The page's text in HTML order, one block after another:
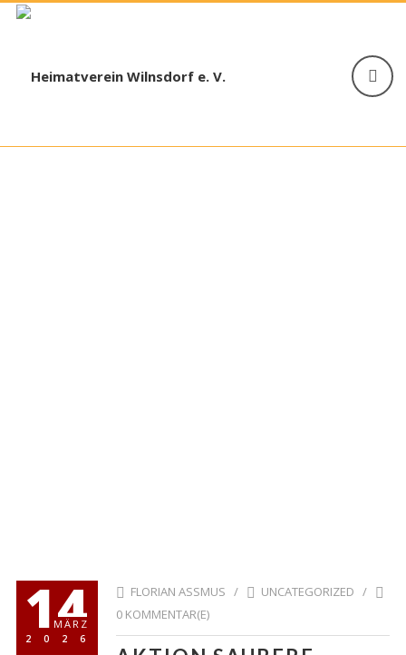
14
MÄRZ
2026
FLORIAN ASSMUS / UNCATEGORIZED /
0 KOMMENTAR(E)